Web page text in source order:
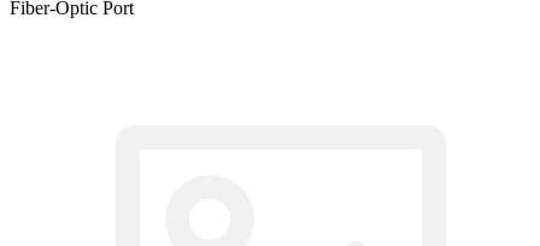
Fiber-Optic Port